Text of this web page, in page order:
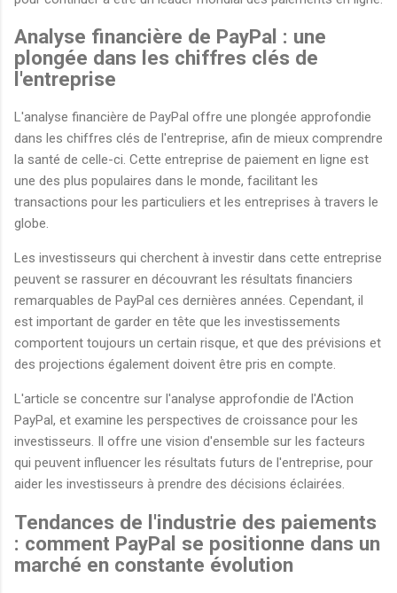
Analyse financière de PayPal : une
plongée dans les chiffres clés de
l'entreprise
L'analyse financière de PayPal offre une plongée approfondie
dans les chiffres clés de l'entreprise, afin de mieux comprendre
la santé de celle-ci. Cette entreprise de paiement en ligne est
une des plus populaires dans le monde, facilitant les
transactions pour les particuliers et les entreprises à travers le
globe.
Les investisseurs qui cherchent à investir dans cette entreprise
peuvent se rassurer en découvrant les résultats financiers
remarquables de PayPal ces dernières années. Cependant, il
est important de garder en tête que les investissements
comportent toujours un certain risque, et que des prévisions et
des projections également doivent être pris en compte.
L'article se concentre sur l'analyse approfondie de l'Action
PayPal, et examine les perspectives de croissance pour les
investisseurs. Il offre une vision d'ensemble sur les facteurs
qui peuvent influencer les résultats futurs de l'entreprise, pour
aider les investisseurs à prendre des décisions éclairées.
Tendances de l'industrie des paiements
: comment PayPal se positionne dans un
marché en constante évolution